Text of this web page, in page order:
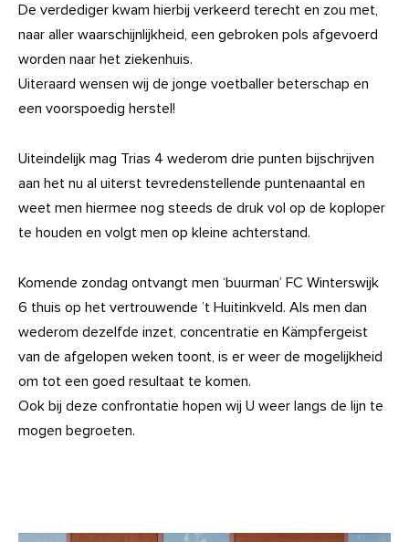
De verdediger kwam hierbij verkeerd terecht en zou met,
naar aller waarschijnlijkheid, een gebroken pols afgevoerd
worden naar het ziekenhuis.
Uiteraard wensen wij de jonge voetballer beterschap en
een voorspoedig herstel!
Uiteindelijk mag Trias 4 wederom drie punten bijschrijven
aan het nu al uiterst tevredenstellende puntenaantal en
weet men hiermee nog steeds de druk vol op de koploper
te houden en volgt men op kleine achterstand.
Komende zondag ontvangt men ‘buurman’ FC Winterswijk
6 thuis op het vertrouwende ’t Huitinkveld. Als men dan
wederom dezelfde inzet, concentratie en Kämpfergeist
van de afgelopen weken toont, is er weer de mogelijkheid
om tot een goed resultaat te komen.
Ook bij deze confrontatie hopen wij U weer langs de lijn te
mogen begroeten.